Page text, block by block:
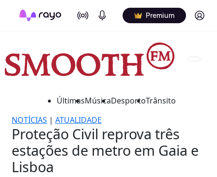
On Air Podcasts Premium Log in
ÚltimasMúsicaDesportoTrânsito
NOTÍCIAS | ATUALIDADE
Proteção Civil reprova três
estações de metro em Gaia e
Lisboa